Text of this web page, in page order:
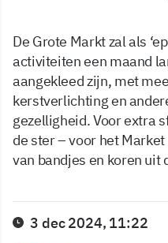
De Grote Markt zal als
activiteiten een maand
aangekleed zijn, met
kerstverlichting en
gezelligheid. Voor extra
de ster – voor het
van bandjes en koren uit
3 dec 2024, 11:22